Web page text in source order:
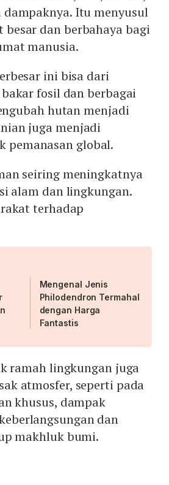
Itu menyusul
besar dan berbahaya bagi
manusia.
ini bisa dari
fosil dan berbagai
hutan menjadi
juga menjadi
pemanasan global.
seiring meningkatnya
alam dan lingkungan.
terhadap
Mengenal Jenis
Philodendron Termahal
dengan Harga
Fantastis
ramah lingkungan juga
atmosfer, seperti pada
khusus, dampak
dan
makhluk bumi.